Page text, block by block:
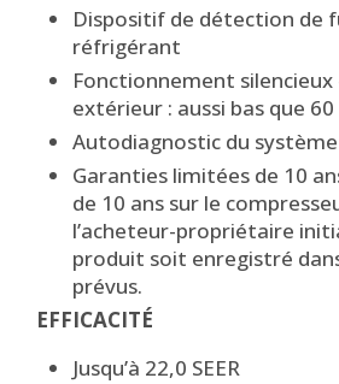
Dispositif de détection de
réfrigérant
Fonctionnement silencieux
extérieur : aussi bas que
Autodiagnostic du système
Garanties limitées de 10
de 10 ans sur le
l’acheteur-propriétaire
produit soit enregistré
prévus.
EFFICACITÉ
Jusqu’à 22,0 SEER